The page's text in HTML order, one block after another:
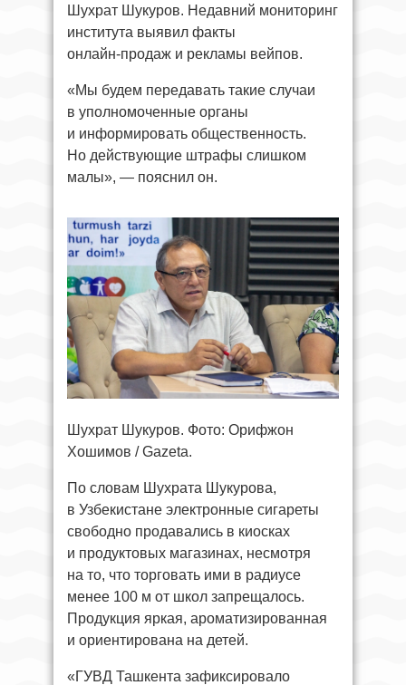
Шухрат Шукуров. Недавний мониторинг
института выявил факты
онлайн‑продаж и рекламы вейпов.
«Мы будем передавать такие случаи
в уполномоченные органы
и информировать общественность.
Но действующие штрафы слишком
малы», — пояснил он.
Шухрат Шукуров. Фото: Орифжон
Хошимов / Gazeta.
По словам Шухрата Шукурова,
в Узбекистане электронные сигареты
свободно продавались в киосках
и продуктовых магазинах, несмотря
на то, что торговать ими в радиусе
менее 100 м от школ запрещалось.
Продукция яркая, ароматизированная
и ориентирована на детей.
«ГУВД Ташкента зафиксировало